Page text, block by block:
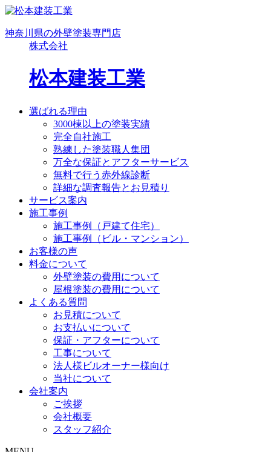
神奈川県の外壁塗装専門店
株式会社
松本建装工業
選ばれる理由
3000棟以上の塗装実績
完全自社施工
熟練した塗装職人集団
万全な保証とアフターサービス
無料で行う赤外線診断
詳細な調査報告とお見積り
サービス案内
施工事例
施工事例（戸建て住宅）
施工事例（ビル・マンション）
お客様の声
料金について
外壁塗装の費用について
屋根塗装の費用について
よくある質問
お見積について
お支払いについて
保証・アフターについて
工事について
法人様ビルオーナー様向け
当社について
会社案内
ご挨拶
会社概要
スタッフ紹介